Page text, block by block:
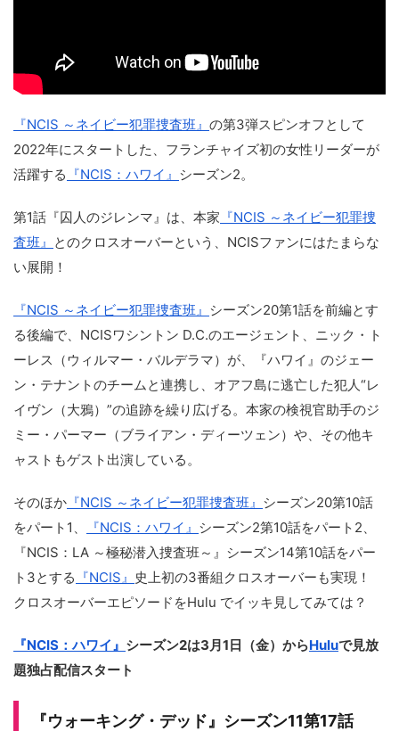
『NCIS ～ネイビー犯罪捜査班』 の第3弾スピンオフとして
2022年にスタートした、フランチャイズ初の女性リーダーが
活躍する 『NCIS：ハワイ』 シーズン2。
第1話『囚人のジレンマ』は、本家 『NCIS ～ネイビー犯罪捜
査班』 とのクロスオーバーという、NCISファンにはたまらな
い展開！
『NCIS ～ネイビー犯罪捜査班』 シーズン20第1話を前編とす
る後編で、NCISワシントン D.C.のエージェント、ニック・ト
ーレス（ウィルマー・バルデラマ）が、『ハワイ』のジェー
ン・テナントのチームと連携し、オアフ島に逃亡した犯人“レ
イヴン（大鴉）”の追跡を繰り広げる。本家の検視官助手のジ
ミー・パーマー（ブライアン・ディーツェン）や、その他キ
ャストもゲスト出演している。
そのほか 『NCIS ～ネイビー犯罪捜査班』 シーズン20第10話
をパート1、
『NCIS：ハワイ』 シーズン2第10話をパート2、
『NCIS：LA ～極秘潜入捜査班～』シーズン14第10話をパー
ト3とする 『NCIS』 史上初の3番組クロスオーバーも実現！
クロスオーバーエピソードをHulu でイッキ見してみては？
『NCIS：ハワイ』 シーズン2は3月1日（金）からHuluで見放
題独占配信スタート
『ウォーキング・デッド』シーズン11第17話